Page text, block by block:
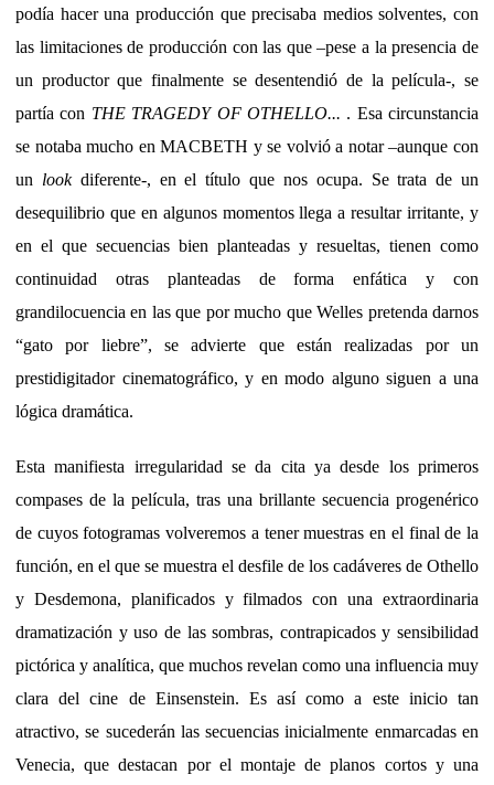
podía hacer una producción que precisaba medios solventes, con
las limitaciones de producción con las que –pese a la presencia de
un productor que finalmente se desentendió de la película-, se
partía con THE TRAGEDY OF OTHELLO... . Esa circunstancia
se notaba mucho en MACBETH y se volvió a notar –aunque con
un lookdiferente-, en el título que nos ocupa. Se trata de un
desequilibrio que en algunos momentos llega a resultar irritante, y
en el que secuencias bien planteadas y resueltas, tienen como
continuidad otras planteadas de forma enfática y con
grandilocuencia en las que por mucho que Welles pretenda darnos
“gato por liebre”, se advierte que están realizadas por un
prestidigitador cinematográfico, y en modo alguno siguen a una
lógica dramática.
Esta manifiesta irregularidad se da cita ya desde los primeros
compases de la película, tras una brillante secuencia progenérico
de cuyos fotogramas volveremos a tener muestras en el final de la
función, en el que se muestra el desfile de los cadáveres de Othello
y Desdemona, planificados y filmados con una extraordinaria
dramatización y uso de las sombras, contrapicados y sensibilidad
pictórica y analítica, que muchos revelan como una influencia muy
clara del cine de Einsenstein. Es así como a este inicio tan
atractivo, se sucederán las secuencias inicialmente enmarcadas en
Venecia, que destacan por el montaje de planos cortos y una